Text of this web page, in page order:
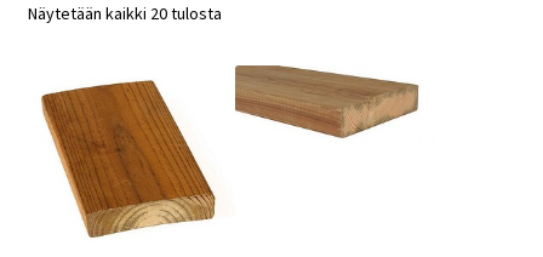
Näytetään kaikki 20 tulosta